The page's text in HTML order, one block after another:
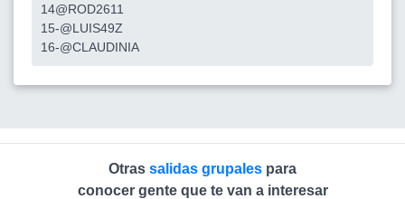
14@ROD2611
15-@LUIS49Z
16-@CLAUDINIA
Otras salidas grupales para
conocer gente que te van a interesar